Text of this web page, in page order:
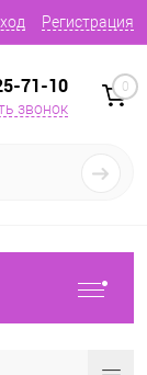
Регистрация
71-10
звонок
0